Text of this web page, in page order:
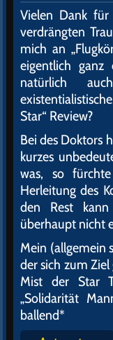
Vielen Dank für
verdrängten
mich an
eigentlich
natürlich
Star“ Review?
Bei des Doktors
kurzes
was, so
Herleitung des
den Rest
überhaupt nicht
Mein (allgemein
der sich zum
Mist der Star
„Solidarität
ballend*